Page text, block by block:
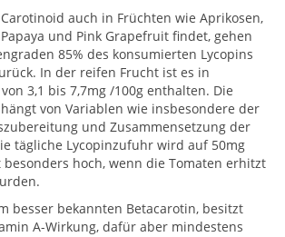
auch in Früchten wie Aprikosen,
und Pink Grapefruit findet, gehen
85% des konsumierten Lycopins
In der reifen Frucht ist es in
3,1 bis 7,7mg /100g enthalten. Die
von Variablen wie insbesondere der
und Zusammensetzung der
tägliche Lycopinzufuhr wird auf 50mg
hoch, wenn die Tomaten erhitzt
besser bekannten Betacarotin, besitzt
A-Wirkung, dafür aber mindestens